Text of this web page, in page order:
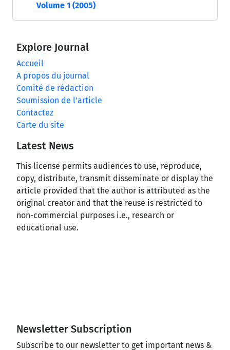
Volume 1 (2005)
Explore Journal
Accueil
A propos du journal
Comité de rédaction
Soumission de l’article
Contactez
Carte du site
Latest News
This license permits audiences to use, reproduce,
copy, distribute, transmit disseminate or display the
article provided that the author is attributed as the
original creator and that the reuse is restricted to
non-commercial purposes i.e., research or
educational use.
Newsletter Subscription
Subscribe to our newsletter to get important news &